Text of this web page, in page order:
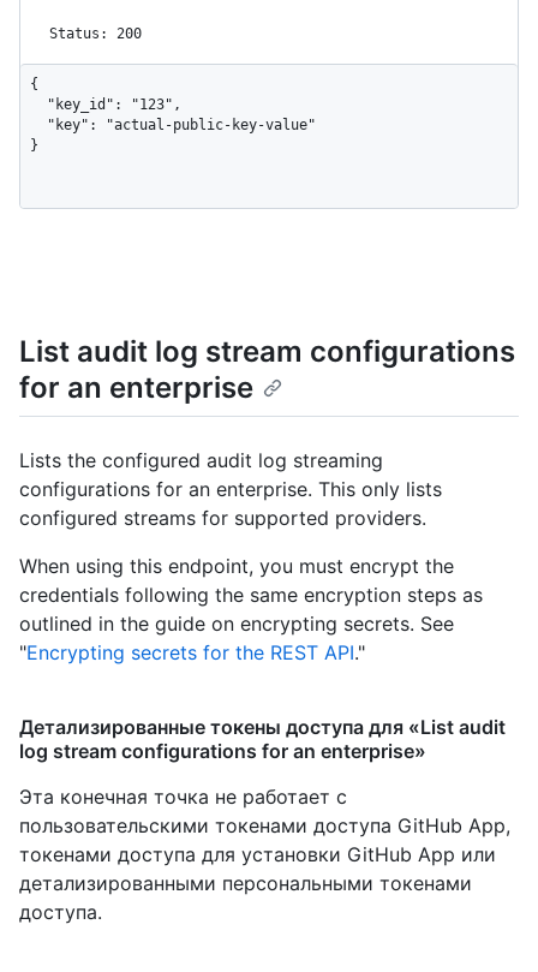
Status: 200
{
}
List audit log stream configurations
for an enterprise
Lists the configured audit log streaming
configurations for an enterprise. This only lists
configured streams for supported providers.
When using this endpoint, you must encrypt the
credentials following the same encryption steps as
outlined in the guide on encrypting secrets. See
"Encrypting secrets for the REST API."
Детализированные токены доступа для «List audit
log stream configurations for an enterprise»
Эта конечная точка не работает с
пользовательскими токенами доступа GitHub App,
токенами доступа для установки GitHub App или
детализированными персональными токенами
доступа.